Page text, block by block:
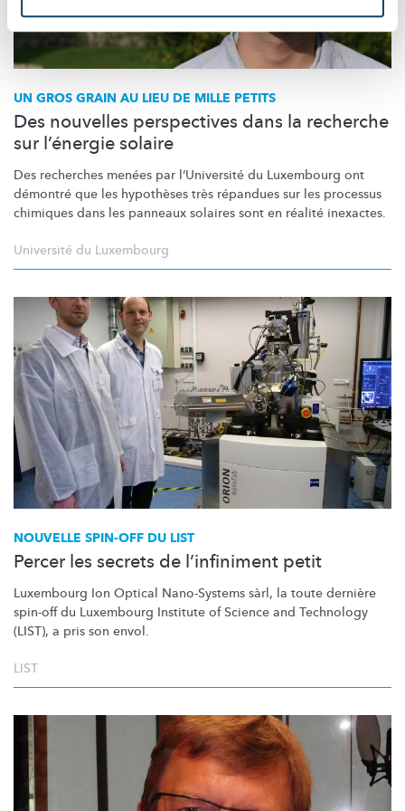
UN GROS GRAIN AU LIEU DE MILLE PETITS
Des nouvelles perspectives dans la recherche
sur l’énergie solaire
Des recherches menées par l’Université du Luxembourg ont
démontré que les hypothèses très répandues sur les processus
chimiques dans les panneaux solaires sont en réalité inexactes.
Université du Luxembourg
NOUVELLE SPIN-OFF DU LIST
Percer les secrets de l’infiniment petit
Luxembourg Ion Optical Nano-Systems sàrl, la toute dernière
spin-off du Luxembourg Institute of Science and Technology
(LIST), a pris son envol.
LIST